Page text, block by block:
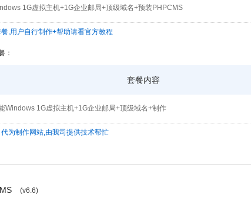
1G虚拟主机+1G企业邮局+顶级域名+预装PHPCMS
,用户自行制作+帮助请看官方教程
：
套餐内容
Windows 1G虚拟主机+1G企业邮局+顶级域名+制作
为制作网站,由我司提供技术帮忙
(v6.6)